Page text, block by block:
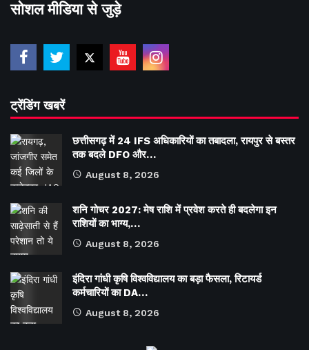
सोशल मीडिया से जुड़े
ट्रेंडिंग खबरें
छत्तीसगढ़ में 24 IFS अधिकारियों का तबादला, रायपुर से बस्तर
तक बदले DFO और…
August 8, 2026
शनि गोचर 2027: मेष राशि में प्रवेश करते ही बदलेगा इन
राशियों का भाग्य,…
August 8, 2026
इंदिरा गांधी कृषि विश्वविद्यालय का बड़ा फैसला, रिटायर्ड
कर्मचारियों का DA…
August 8, 2026